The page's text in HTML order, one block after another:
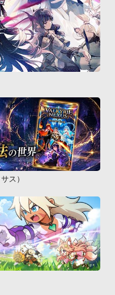
ス）